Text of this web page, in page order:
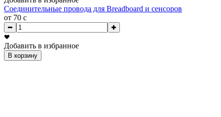
Соединительные провода для Breadboard и сенсоров
от 70 c
Добавить в избранное
В корзину